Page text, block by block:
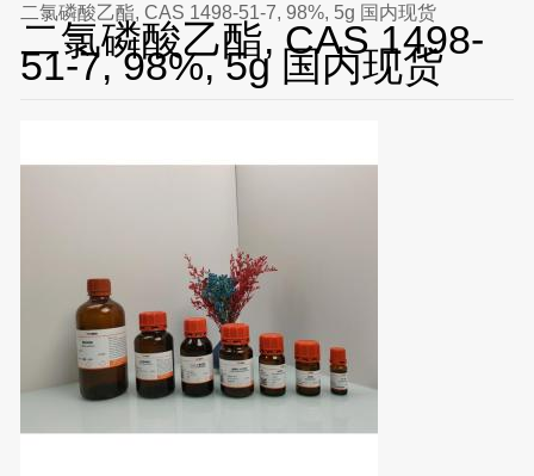
二氯磷酸乙酯, CAS 1498-51-7, 98%, 5g 国内现货
二氯磷酸乙酯, CAS 1498-
51-7, 98%, 5g 国内现货